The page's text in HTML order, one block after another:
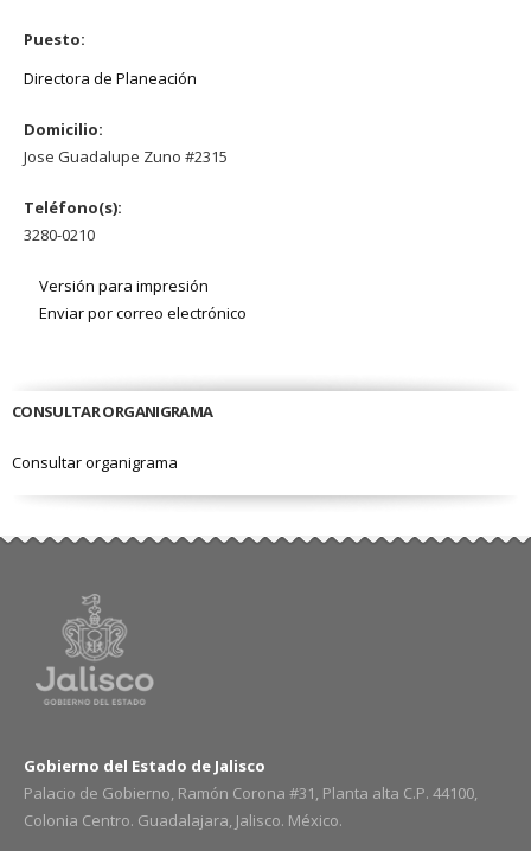
Puesto:
Directora de Planeación
Domicilio:
Jose Guadalupe Zuno #2315
Teléfono(s):
3280-0210
Versión para impresión
Enviar por correo electrónico
CONSULTAR ORGANIGRAMA
Consultar organigrama
Gobierno del Estado de Jalisco
Palacio de Gobierno, Ramón Corona #31, Planta alta C.P. 44100,
Colonia Centro. Guadalajara, Jalisco. México.